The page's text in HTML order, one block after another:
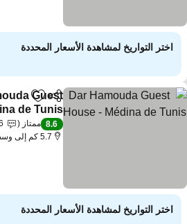
اختر التواريخ لمشاهدة الأسعار المحددة
مشاركةfavorites
Guest
de Tunis
8.6 ممتاز
5.7 كم إلى وسط المدينة
اختر التواريخ لمشاهدة الأسعار المحددة